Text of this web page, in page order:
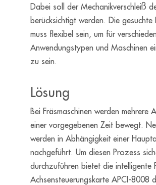
Dabei soll der Mechanikverschleiß
berücksichtigt werden. Die gesuchte
muss flexibel sein, um für
Anwendungstypen und Maschinen
zu sein.
Lösung
Bei Fräsmaschinen werden mehrere
einer vorgegebenen Zeit bewegt.
werden in Abhängigkeit einer
nachgeführt. Um diesen Prozess
durchzuführen bietet die intelligente
Achsensteuerungskarte APCI-8008